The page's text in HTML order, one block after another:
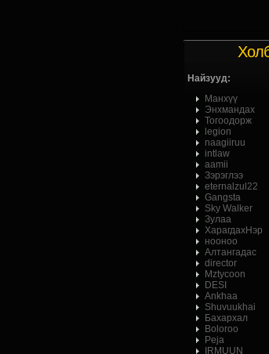
Найзууд:
Манхүү
Энхмандах
Тогоодорж
legion
naagiiruu
intlaw
aamii
Зэрэглээ
eternalzul22
Gangsta
Sky Walker
Зулаа
ХарагдахНэр
нооноо
Алтангадас
director
Mztycoon
DESI
Ankhaa
Shuvuukhai
Бахархал
Boloroo
Peja
IRMUUN